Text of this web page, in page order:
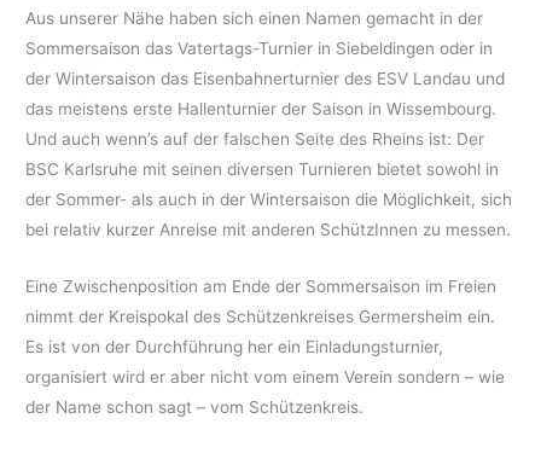
Aus unserer Nähe haben sich einen Namen gemacht in der
Sommersaison das Vatertags-Turnier in Siebeldingen oder in
der Wintersaison das Eisenbahnerturnier des ESV Landau und
das meistens erste Hallenturnier der Saison in Wissembourg.
Und auch wenn’s auf der falschen Seite des Rheins ist: Der
BSC Karlsruhe mit seinen diversen Turnieren bietet sowohl in
der Sommer- als auch in der Wintersaison die Möglichkeit, sich
bei relativ kurzer Anreise mit anderen SchützInnen zu messen.
Eine Zwischenposition am Ende der Sommersaison im Freien
nimmt der Kreispokal des Schützenkreises Germersheim ein.
Es ist von der Durchführung her ein Einladungsturnier,
organisiert wird er aber nicht vom einem Verein sondern – wie
der Name schon sagt – vom Schützenkreis.